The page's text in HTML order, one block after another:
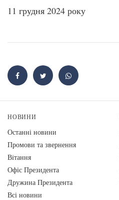
11 грудня 2024 року
НОВИНИ
Останні новини
Промови та звернення
Вiтання
Офіс Президента
Дружина Президента
Всі новини